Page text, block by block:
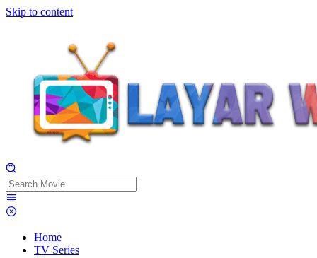
Skip to content
Home
TV Series